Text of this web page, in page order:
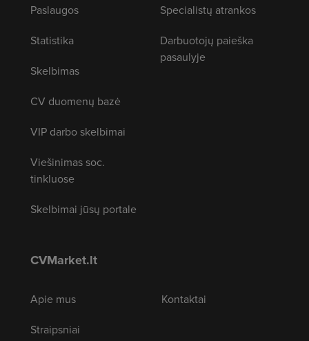
Paslaugos
Statistika
Skelbimas
CV duomenų bazė
VIP darbo skelbimai
Viešinimas soc.
tinkluose
Skelbimai jūsų portale
Specialistų atrankos
Darbuotojų paieška
pasaulyje
CVMarket.lt
Apie mus
Straipsniai
Kontaktai